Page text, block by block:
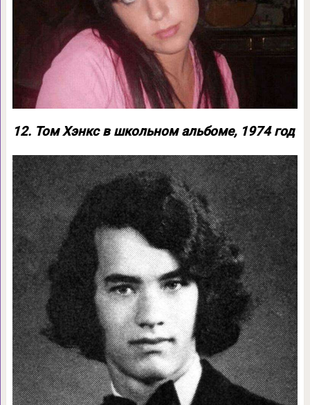
12. Том Хэнкс в школьном альбоме, 1974 год